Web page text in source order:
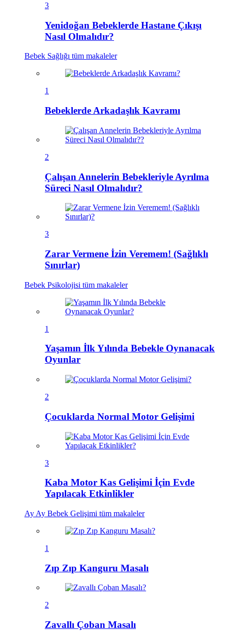
3
Yenidoğan Bebeklerde Hastane Çıkışı
Nasıl Olmalıdır?
Bebek Sağlığı tüm makaleler
1
Bebeklerde Arkadaşlık Kavramı
2
Çalışan Annelerin Bebekleriyle Ayrılma
Süreci Nasıl Olmalıdır?
3
Zarar Vermene İzin Veremem! (Sağlıklı
Sınırlar)
Bebek Psikolojisi tüm makaleler
1
Yaşamın İlk Yılında Bebekle Oynanacak
Oyunlar
2
Çocuklarda Normal Motor Gelişimi
3
Kaba Motor Kas Gelişimi İçin Evde
Yapılacak Etkinlikler
Ay Ay Bebek Gelişimi tüm makaleler
1
Zıp Zıp Kanguru Masalı
2
Zavallı Çoban Masalı